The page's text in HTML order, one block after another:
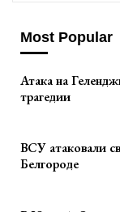
Most Popular
Атака на
трагедии
ВСУ атаковали
Белгороде